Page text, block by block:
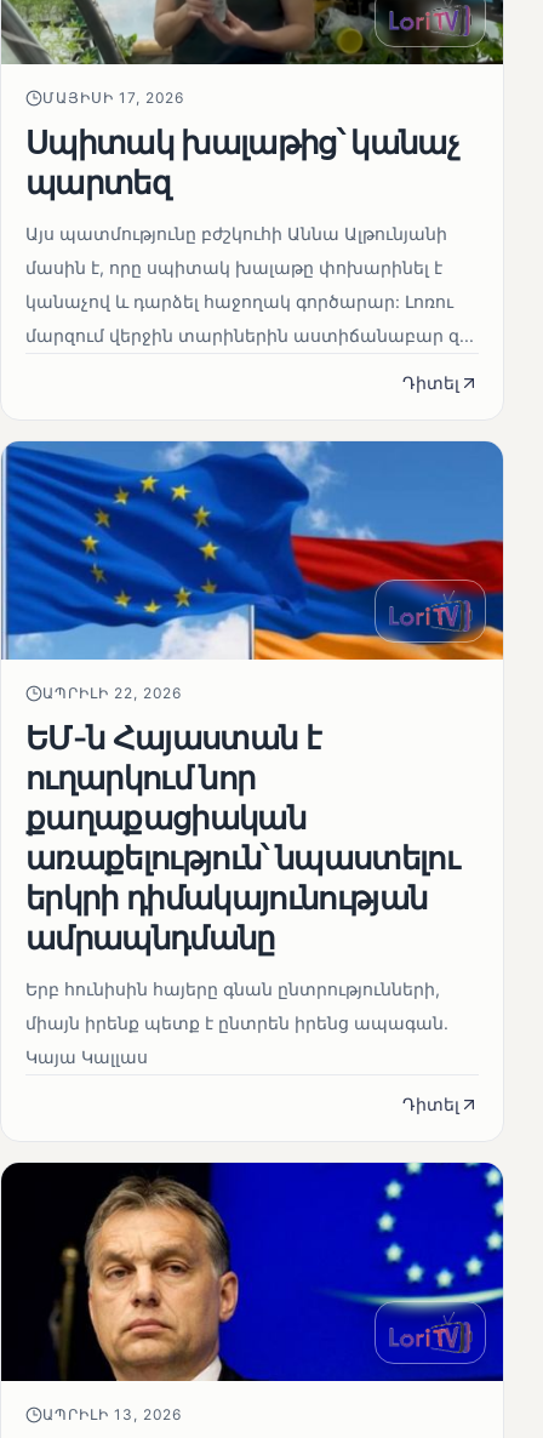
ՄԱՅԻՍԻ 17, 2026
Սպիտակ խալաթից՝ կանաչ
պարտեզ
Այս պատմությունը բժշկուհի Աննա Ալթունյանի
մասին է, որը սպիտակ խալաթը փոխարինել է
կանաչով և դարձել հաջողակ գործարար: Լոռու
մարզում վերջին տարիներին աստիճանաբար զ...
Դիտել
ԱՊՐԻԼԻ 22, 2026
ԵՄ-ն Հայաստան է
ուղարկում նոր
քաղաքացիական
առաքելություն՝ նպաստելու
երկրի դիմակայունության
ամրապնդմանը
Երբ հունիսին հայերը գնան ընտրությունների,
միայն իրենք պետք է ընտրեն իրենց ապագան.
Կայա Կալլաս
Դիտել
ԱՊՐԻԼԻ 13, 2026